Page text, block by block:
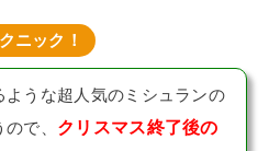
ニック！
うな超人気のミシュランの
で、 クリスマス終了後の